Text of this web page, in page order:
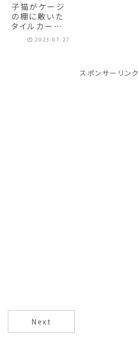
子猫がケージ
の棚に敷いた
タイルカーペッ
トを気に入った
理由｜先住猫
2023.07.27
スポンサーリンク
Next